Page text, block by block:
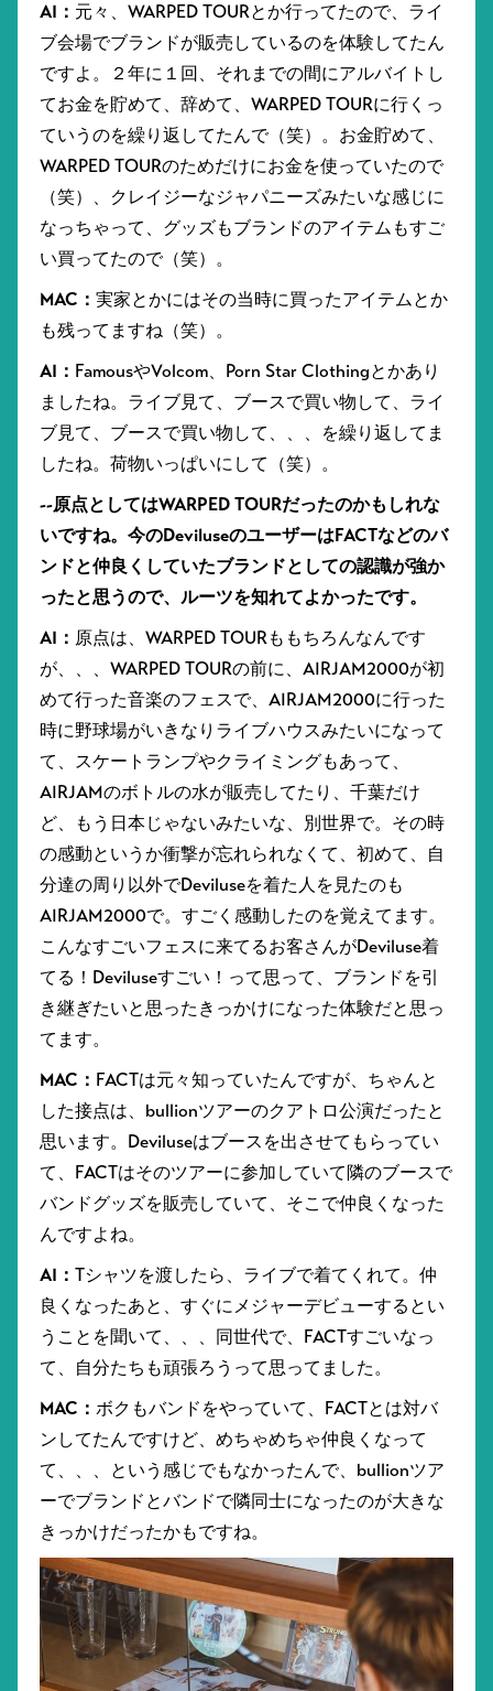
AI： 元々、WARPED TOURとか行ってたので、ライ
ブ会場でブランドが販売しているのを体験してたん
ですよ。２年に１回、それまでの間にアルバイトし
てお金を貯めて、辞めて、WARPED TOURに行くっ
ていうのを繰り返してたんで（笑）。お金貯めて、
WARPED TOURのためだけにお金を使っていたので
（笑）、クレイジーなジャパニーズみたいな感じに
なっちゃって、グッズもブランドのアイテムもすご
い買ってたので（笑）。
MAC： 実家とかにはその当時に買ったアイテムとか
も残ってますね（笑）。
AI： FamousやVolcom、Porn Star Clothingとかあり
ましたね。ライブ見て、ブースで買い物して、ライ
ブ見て、ブースで買い物して、、、を繰り返してま
したね。荷物いっぱいにして（笑）。
--原点としてはWARPED TOURだったのかもしれな
いですね。今のDeviluseのユーザーはFACTなどのバ
ンドと仲良くしていたブランドとしての認識が強か
ったと思うので、ルーツを知れてよかったです。
AI： 原点は、WARPED TOURももちろんなんです
が、、、WARPED TOURの前に、AIRJAM2000が初
めて行った音楽のフェスで、AIRJAM2000に行った
時に野球場がいきなりライブハウスみたいになって
て、スケートランプやクライミングもあって、
AIRJAMのボトルの水が販売してたり、千葉だけ
ど、もう日本じゃないみたいな、別世界で。その時
の感動というか衝撃が忘れられなくて、初めて、自
分達の周り以外でDeviluseを着た人を見たのも
AIRJAM2000で。すごく感動したのを覚えてます。
こんなすごいフェスに来てるお客さんがDeviluse着
てる！Deviluseすごい！って思って、ブランドを引
き継ぎたいと思ったきっかけになった体験だと思っ
てます。
MAC： FACTは元々知っていたんですが、ちゃんと
した接点は、bullionツアーのクアトロ公演だったと
思います。Deviluseはブースを出させてもらってい
て、FACTはそのツアーに参加していて隣のブースで
バンドグッズを販売していて、そこで仲良くなった
んですよね。
AI： Tシャツを渡したら、ライブで着てくれて。仲
良くなったあと、すぐにメジャーデビューするとい
うことを聞いて、、、同世代で、FACTすごいなっ
て、自分たちも頑張ろうって思ってました。
MAC： ボクもバンドをやっていて、FACTとは対バ
ンしてたんですけど、めちゃめちゃ仲良くなって
て、、、という感じでもなかったんで、bullionツア
ーでブランドとバンドで隣同士になったのが大きな
きっかけだったかもですね。